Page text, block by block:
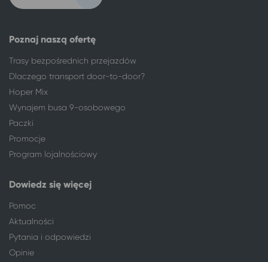
Poznaj naszą ofertę
Trasy bezpośrednich przejazdów
Dlaczego transport door-to-door?
Hoper Mix
Wynajem busa 9-osobowego
Paczki
Promocje
Program lojalnościowy
Dowiedz się więcej
Pomoc
Aktualności
Pytania i odpowiedzi
Opinie